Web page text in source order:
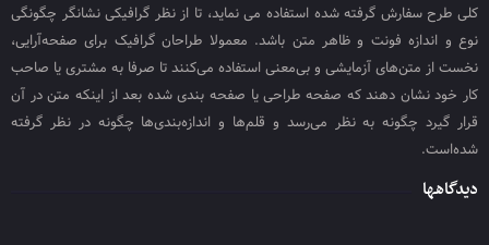
کلی طرح سفارش گرفته شده استفاده می نماید، تا از نظر گرافیکی نشانگر چگونگی
نوع و اندازه فونت و ظاهر متن باشد. معمولا طراحان گرافیک برای صفحه‌آرایی،
نخست از متن‌های آزمایشی و بی‌معنی استفاده می‌کنند تا صرفا به مشتری یا صاحب
کار خود نشان دهند که صفحه طراحی یا صفحه بندی شده بعد از اینکه متن در آن
قرار گیرد چگونه به نظر می‌رسد و قلم‌ها و اندازه‌بندی‌ها چگونه در نظر گرفته
شده‌است.
دیدگاهها